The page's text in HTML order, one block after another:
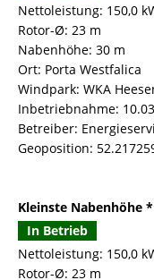
Nettoleistung: 150,0
Rotor-Ø: 23 m
Nabenhöhe: 30 m
Ort: Porta Westfalica
Windpark: WKA
Inbetriebnahme:
Betreiber:
Geoposition:
Kleinste Nabenhöhe *
In Betrieb
Nettoleistung: 150,0
Rotor-Ø: 23 m